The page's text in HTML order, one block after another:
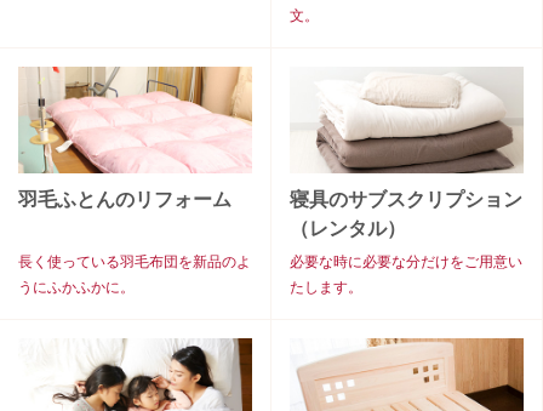
文。
羽毛ふとんのリフォーム
長く使っている羽毛布団を新品のよ
うにふかふかに。
寝具のサブスクリプション
（レンタル）
必要な時に必要な分だけをご用意い
たします。